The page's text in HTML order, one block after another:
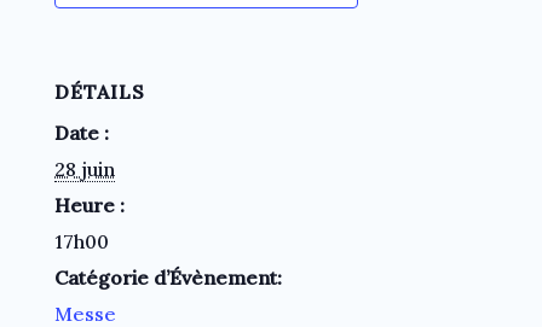
DÉTAILS
Date :
28 juin
Heure :
17h00
Catégorie d’Évènement:
Messe